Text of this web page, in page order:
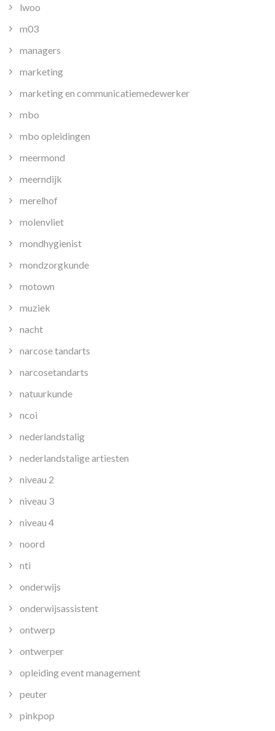
lwoo
m03
managers
marketing
marketing en communicatiemedewerker
mbo
mbo opleidingen
meermond
meerndijk
merelhof
molenvliet
mondhygienist
mondzorgkunde
motown
muziek
nacht
narcose tandarts
narcosetandarts
natuurkunde
ncoi
nederlandstalig
nederlandstalige artiesten
niveau 2
niveau 3
niveau 4
noord
nti
onderwijs
onderwijsassistent
ontwerp
ontwerper
opleiding event management
peuter
pinkpop